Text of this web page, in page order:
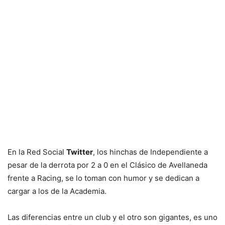
En la Red Social Twitter, los hinchas de Independiente a
pesar de la derrota por 2 a 0 en el Clásico de Avellaneda
frente a Racing, se lo toman con humor y se dedican a
cargar a los de la Academia.
Las diferencias entre un club y el otro son gigantes, es uno